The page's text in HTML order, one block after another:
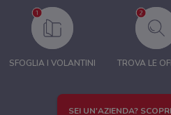
SFOGLIA I VOLANTINI TROVA LE
SEI UN'AZIENDA?